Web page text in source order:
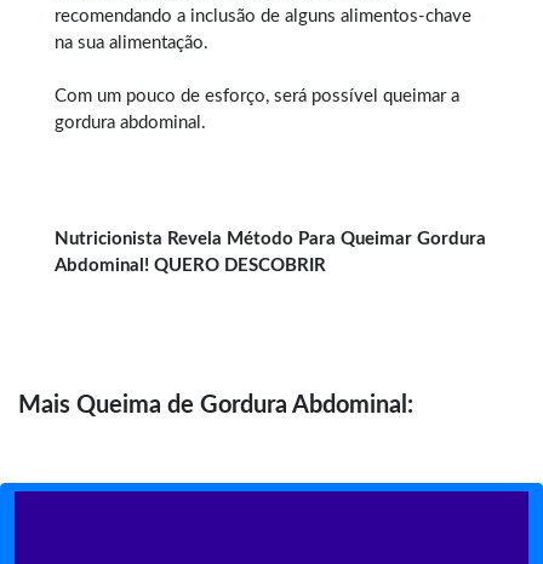
recomendando a inclusão de alguns alimentos-chave
na sua alimentação.
Com um pouco de esforço, será possível queimar a
gordura abdominal.
Nutricionista Revela Método Para Queimar Gordura
Abdominal! QUERO DESCOBRIR
Mais Queima de Gordura Abdominal: